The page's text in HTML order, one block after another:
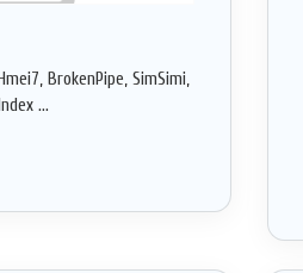
BrokenPipe, SimSimi,
...